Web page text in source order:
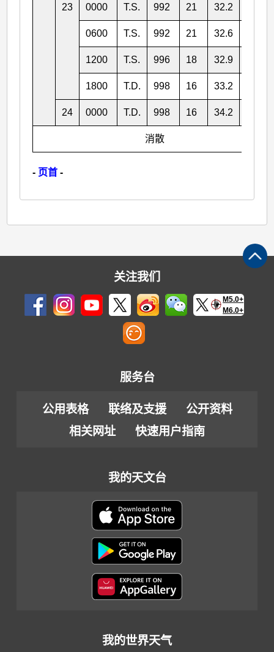
23 0000 T.S. 992 21 32.2
0600 T.S. 992 21 32.6
1200 T.S. 996 18 32.9
1800 T.D. 998 16 33.2
24 0000 T.D. 998 16 34.2
消散
- 页首 -
关注我们
M5.0+
M6.0+
服务台
公用表格 联络及支援
公开资料
相关网址
快速用户指南
我的天文台
我的世界天气